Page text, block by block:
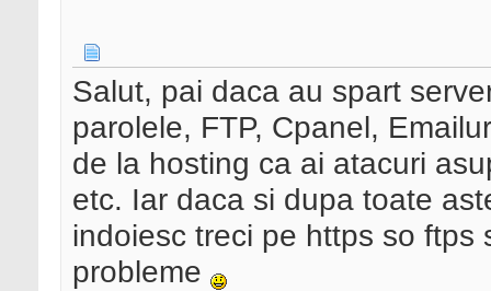
Salut, pai daca au spart
parolele, FTP, Cpanel,
de la hosting ca ai atacuri
etc. Iar daca si dupa toate
indoiesc treci pe https so ftps
probleme